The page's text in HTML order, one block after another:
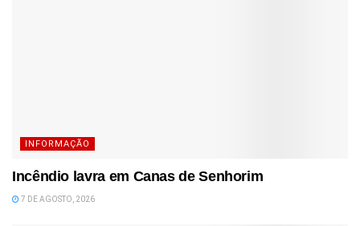
INFORMAÇÃO
Incêndio lavra em Canas de Senhorim
7 DE AGOSTO, 2026